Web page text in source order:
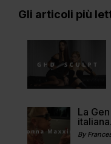
Gli articoli più
La
By